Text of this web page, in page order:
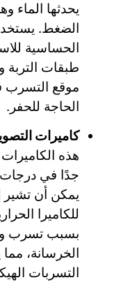
يحدثها الماء
الضغط.
الحساسية
طبقات التربة
موقع التسرب
الحاجة للحفر.
كاميرات
هذه
جدًا في درجات
يمكن أن تشير
للكاميرا
بسبب تسرب
الخرسانة،
التسربات